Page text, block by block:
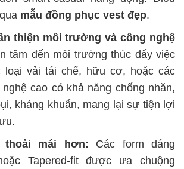
mẫu đồng phục vest đẹp.
thiện môi trường và công nghệ
tâm đến môi trường thúc đẩy việc
loại vải tái chế, hữu cơ, hoặc các
cao có khả năng chống nhăn,
kháng khuẩn, mang lại sự tiện lợi
thoải mái hơn: Các form dáng
Tapered-fit được ưa chuộng